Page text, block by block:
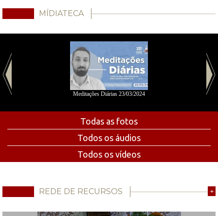
MÍDIATECA
Meditações Diárias 23/03/2024
Todas as fotos
Todos os áudios
Todos os vídeos
REDE DE RECURSOS +